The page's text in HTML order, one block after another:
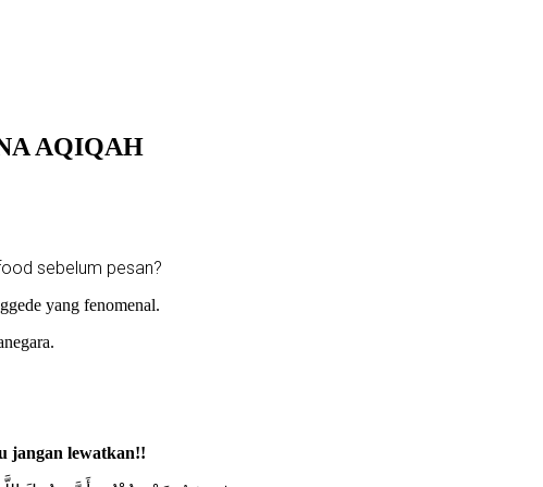
AQIQAH
sebelum pesan?
yang fenomenal.
jangan lewatkan!!